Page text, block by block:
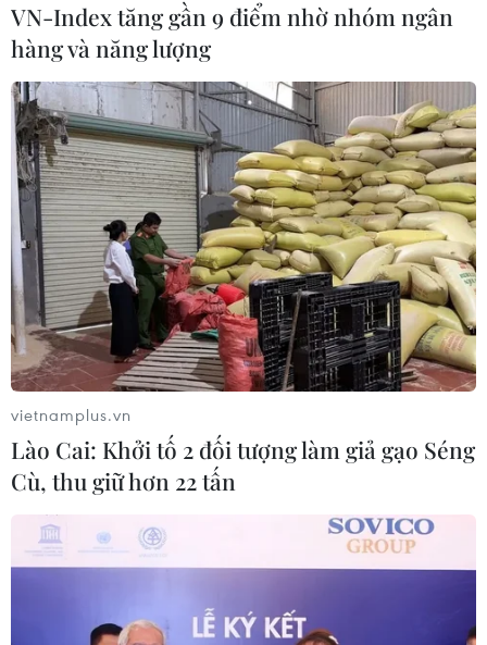
Quảng Trị triệt phá đường dây vận chuyển hơn
210kg vật liệu nổ
08/08/2026 01:59
Cần Thơ: Khởi tố 19 bị can trong vụ dàn cảnh cướp
giật tại Tân Huê Viên
08/08/2026 01:33
VN-Index tăng gần 9 điểm nhờ nhóm ngân
hàng và năng lượng
vietnamplus.vn
Lào Cai: Khởi tố 2 đối tượng làm giả gạo Séng
Cù, thu giữ hơn 22 tấn